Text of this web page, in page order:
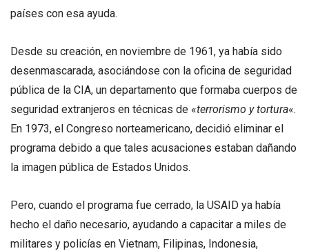
países con esa ayuda.
Desde su creación, en noviembre de 1961, ya había sido
desenmascarada, asociándose con la oficina de seguridad
pública de la CIA, un departamento que formaba cuerpos de
seguridad extranjeros en técnicas de «terrorismo y tortura«.
En 1973, el Congreso norteamericano, decidió eliminar el
programa debido a que tales acusaciones estaban dañando
la imagen pública de Estados Unidos.
Pero, cuando el programa fue cerrado, la USAID ya había
hecho el daño necesario, ayudando a capacitar a miles de
militares y policías en Vietnam, Filipinas, Indonesia,